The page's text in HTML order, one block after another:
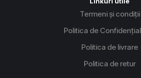
Termeni și condiții
Politica de
Politica de livrare
Politica de retur